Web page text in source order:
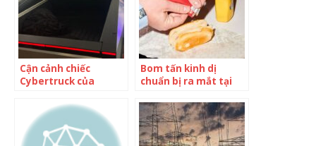
Cận cảnh chiếc
Cybertruck của
sài, màu còn không
đồng nhất
Bom tấn kinh dị
chuẩn bị ra mắt tại
Mỹ: Khủng hoảng
bỏng ngô!